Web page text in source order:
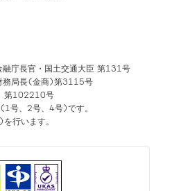
庁長官・国土交通大臣 第131号
務局長(金商)第3115号
第102210号
号、2号、4号)です。
行います。